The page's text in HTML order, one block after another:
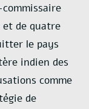
de quatre
le pays
indien des
comme
de